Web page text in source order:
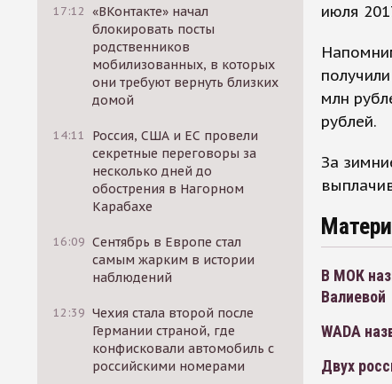
17:12 «ВКонтакте» начал
блокировать посты
родственников
мобилизованных, в которых
они требуют вернуть близких
домой
14:11
Россия, США и ЕС провели
секретные переговоры за
несколько дней до
обострения в Нагорном
Карабахе
16:09 Сентябрь в Европе стал
самым жарким в истории
наблюдений
12:39 Чехия стала второй после
Германии страной, где
конфисковали автомобиль с
российскими номерами
июля
млн
рублей.
За
В МОК
Валиевой
WADA
Двух